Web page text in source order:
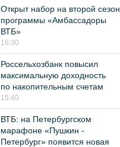
Открыт набор на второй сезон
программы «Амбассадоры
ВТБ»
16:30
Россельхозбанк повысил
максимальную доходность
по накопительным счетам
15:40
ВТБ: на Петербургском
марафоне «Пушкин -
Петербург» появится новая